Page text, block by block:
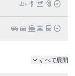
すべて展開